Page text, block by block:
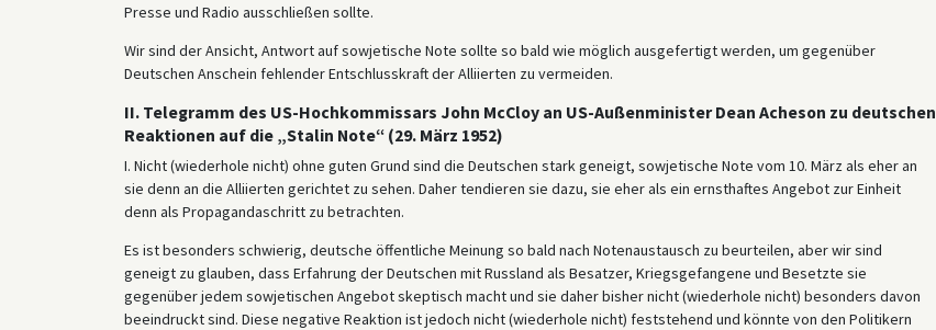
Presse und Radio ausschließen sollte.
Wir sind der Ansicht, Antwort auf sowjetische Note sollte so bald wie möglich ausgefertigt werden, um gegenüber
Deutschen Anschein fehlender Entschlusskraft der Alliierten zu vermeiden.
II. Telegramm des US-Hochkommissars John McCloy an US-Außenminister Dean Acheson zu deutschen
Reaktionen auf die „Stalin Note“ (29. März 1952)
I. Nicht (wiederhole nicht) ohne guten Grund sind die Deutschen stark geneigt, sowjetische Note vom 10. März als eher an
sie denn an die Alliierten gerichtet zu sehen. Daher tendieren sie dazu, sie eher als ein ernsthaftes Angebot zur Einheit
denn als Propagandaschritt zu betrachten.
Es ist besonders schwierig, deutsche öffentliche Meinung so bald nach Notenaustausch zu beurteilen, aber wir sind
geneigt zu glauben, dass Erfahrung der Deutschen mit Russland als Besatzer, Kriegsgefangene und Besetzte sie
gegenüber jedem sowjetischen Angebot skeptisch macht und sie daher bisher nicht (wiederhole nicht) besonders davon
beeindruckt sind. Diese negative Reaktion ist jedoch nicht (wiederhole nicht) feststehend und könnte von den Politikern